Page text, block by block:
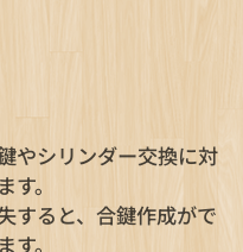
やシリンダー交換に対
。
すると、合鍵作成がで
。